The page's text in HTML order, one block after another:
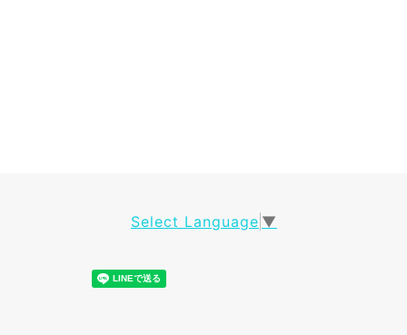
Select Language ▼